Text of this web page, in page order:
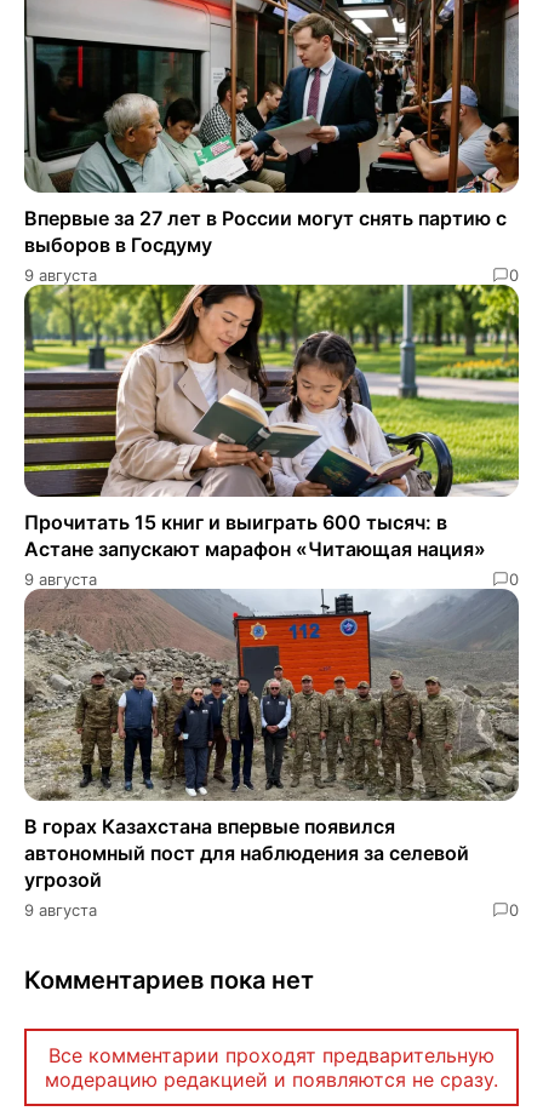
Впервые за 27 лет в России могут снять партию с
выборов в Госдуму
9 августа 0
Прочитать 15 книг и выиграть 600 тысяч: в
Астане запускают марафон «Читающая нация»
9 августа 0
В горах Казахстана впервые появился
автономный пост для наблюдения за селевой
угрозой
9 августа 0
Комментариев пока нет
Все комментарии проходят предварительную
модерацию редакцией и появляются не сразу.